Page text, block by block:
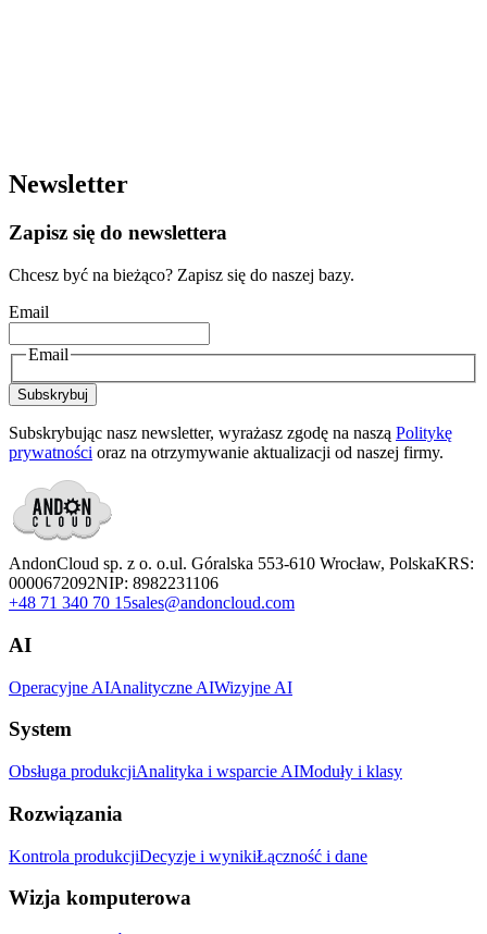
Newsletter
Zapisz się do newslettera
Chcesz być na bieżąco? Zapisz się do naszej bazy.
Email
Email
Subskrybuj
Subskrybując nasz newsletter, wyrażasz zgodę na naszą Politykę
prywatności oraz na otrzymywanie aktualizacji od naszej firmy.
AndonCloud sp. z o. o.ul. Góralska 553-610 Wrocław, PolskaKRS:
0000672092NIP: 8982231106
+48 71 340 70 15sales@andoncloud.com
AI
Operacyjne AIAnalityczne AIWizyjne AI
System
Obsługa produkcjiAnalityka i wsparcie AIModuły i klasy
Rozwiązania
Kontrola produkcjiDecyzje i wynikiŁączność i dane
Wizja komputerowa